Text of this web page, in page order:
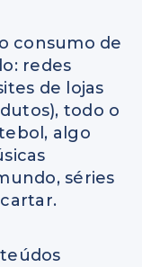
consumo de
redes
de lojas
todo o
algo
séries